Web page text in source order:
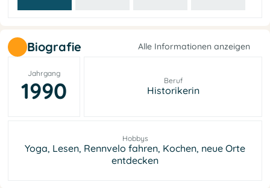
Biografie Alle Informationen anzeigen
Jahrgang
1990 Beruf
Historikerin
Hobbys
Yoga, Lesen, Rennvelo fahren, Kochen, neue Orte
entdecken